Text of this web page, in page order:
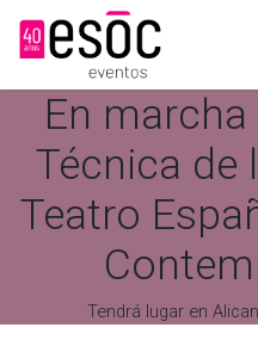
En
Técnica de
Teatro
Tendrá lugar en